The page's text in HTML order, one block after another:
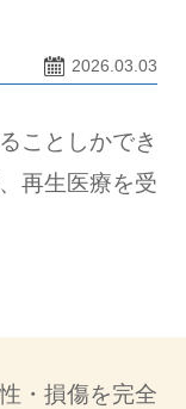
2026.03.03
ことしかでき
再生医療を受
・損傷を完全